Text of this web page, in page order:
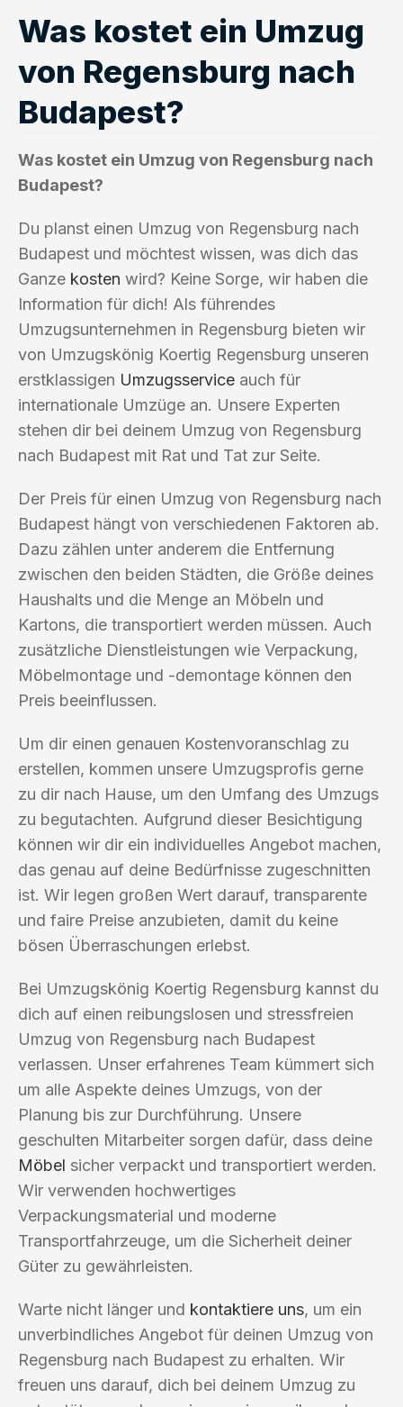
Was kostet ein Umzug
von Regensburg nach
Budapest?
Was kostet ein Umzug von Regensburg nach
Budapest?
Du planst einen Umzug von Regensburg nach
Budapest und möchtest wissen, was dich das
Ganze kosten wird? Keine Sorge, wir haben die
Information für dich! Als führendes
Umzugsunternehmen in Regensburg bieten wir
von Umzugskönig Koertig Regensburg unseren
erstklassigen Umzugsservice auch für
internationale Umzüge an. Unsere Experten
stehen dir bei deinem Umzug von Regensburg
nach Budapest mit Rat und Tat zur Seite.
Der Preis für einen Umzug von Regensburg nach
Budapest hängt von verschiedenen Faktoren ab.
Dazu zählen unter anderem die Entfernung
zwischen den beiden Städten, die Größe deines
Haushalts und die Menge an Möbeln und
Kartons, die transportiert werden müssen. Auch
zusätzliche Dienstleistungen wie Verpackung,
Möbelmontage und -demontage können den
Preis beeinflussen.
Um dir einen genauen Kostenvoranschlag zu
erstellen, kommen unsere Umzugsprofis gerne
zu dir nach Hause, um den Umfang des Umzugs
zu begutachten. Aufgrund dieser Besichtigung
können wir dir ein individuelles Angebot machen,
das genau auf deine Bedürfnisse zugeschnitten
ist. Wir legen großen Wert darauf, transparente
und faire Preise anzubieten, damit du keine
bösen Überraschungen erlebst.
Bei Umzugskönig Koertig Regensburg kannst du
dich auf einen reibungslosen und stressfreien
Umzug von Regensburg nach Budapest
verlassen. Unser erfahrenes Team kümmert sich
um alle Aspekte deines Umzugs, von der
Planung bis zur Durchführung. Unsere
geschulten Mitarbeiter sorgen dafür, dass deine
Möbel sicher verpackt und transportiert werden.
Wir verwenden hochwertiges
Verpackungsmaterial und moderne
Transportfahrzeuge, um die Sicherheit deiner
Güter zu gewährleisten.
Warte nicht länger und kontaktiere uns, um ein
unverbindliches Angebot für deinen Umzug von
Regensburg nach Budapest zu erhalten. Wir
freuen uns darauf, dich bei deinem Umzug zu